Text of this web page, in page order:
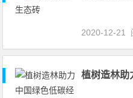
2020-12-21
植树造林助